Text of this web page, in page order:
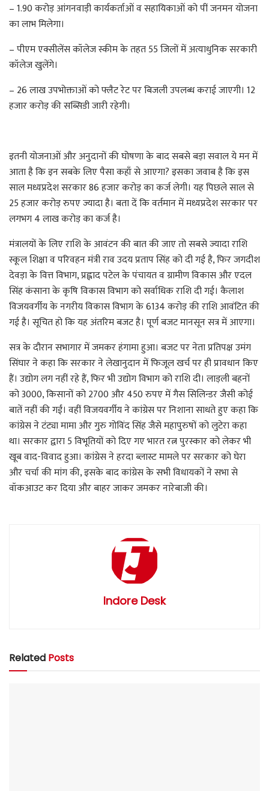
– 1.90 करोड़ आंगनवाड़ी कार्यकर्ताओं व सहायिकाओं को पीं जनमन योजना
का लाभ मिलेगा।
– पीएम एक्सीलेंस कॉलेज स्कीम के तहत 55 जिलों में अत्याधुनिक सरकारी
कॉलेज खुलेंगे।
– 26 लाख उपभोक्ताओं को फ्लैट रेट पर बिजली उपलब्ध कराई जाएगी। 12
हजार करोड़ की सब्सिडी जारी रहेगी।
इतनी योजनाओं और अनुदानों की घोषणा के बाद सबसे बड़ा सवाल ये मन में
आता है कि इन सबके लिए पैसा कहाँ से आएगा? इसका जवाब है कि इस
साल मध्यप्रदेश सरकार 86 हजार करोड़ का कर्ज लेगी। यह पिछले साल से
25 हजार करोड़ रुपए ज्यादा है। बता दें कि वर्तमान में मध्यप्रदेश सरकार पर
लगभग 4 लाख करोड़ का कर्ज है।
मंत्रालयों के लिए राशि के आवंटन की बात की जाए तो सबसे ज्यादा राशि
स्कूल शिक्षा व परिवहन मंत्री राव उदय प्रताप सिंह को दी गई है, फिर जगदीश
देवड़ा के वित्त विभाग, प्रह्लाद पटेल के पंचायत व ग्रामीण विकास और एदल
सिंह कंसाना के कृषि विकास विभाग को सर्वाधिक राशि दी गई। कैलाश
विजयवर्गीय के नगरीय विकास विभाग के 6134 करोड़ की राशि आवंटित की
गई है। सूचित हो कि यह अंतरिम बजट है। पूर्ण बजट मानसून सत्र में आएगा।
सत्र के दौरान सभागार में जमकर हंगामा हुआ। बजट पर नेता प्रतिपक्ष उमंग
सिंघार ने कहा कि सरकार ने लेखानुदान में फिजूल खर्च पर ही प्रावधान किए
हैं। उद्योग लग नहीं रहे हैं, फिर भी उद्योग विभाग को राशि दी। लाड़ली बहनों
को 3000, किसानों को 2700 और 450 रुपए में गैस सिलिन्डर जैसी कोई
बातें नहीं की गईं। वहीं विजयवर्गीय ने कांग्रेस पर निशाना साधते हुए कहा कि
कांग्रेस ने टंट्या मामा और गुरु गोविंद सिंह जैसे महापुरुषों को लुटेरा कहा
था। सरकार द्वारा 5 विभूतियों को दिए गए भारत रत्न पुरस्कार को लेकर भी
खूब वाद-विवाद हुआ। कांग्रेस ने हरदा ब्लास्ट मामले पर सरकार को घेरा
और चर्चा की मांग की, इसके बाद कांग्रेस के सभी विधायकों ने सभा से
वॉकआउट कर दिया और बाहर जाकर जमकर नारेबाजी की।
Indore Desk
Related Posts